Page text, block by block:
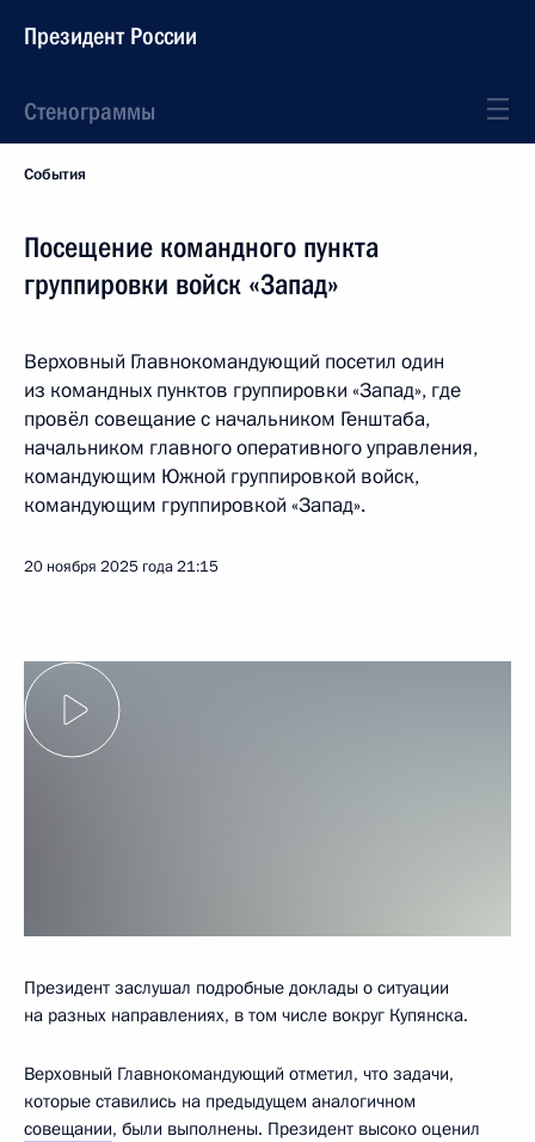
Президент России
Стенограммы
События
Посещение командного пункта
группировки войск «Запад»
Верховный Главнокомандующий посетил один
из командных пунктов группировки «Запад», где
провёл совещание с начальником Генштаба,
начальником главного оперативного управления,
командующим Южной группировкой войск,
командующим группировкой «Запад».
20 ноября 2025 года21:15
Президент заслушал подробные доклады о ситуации
на разных направлениях, в том числе вокруг Купянска.
Верховный Главнокомандующий отметил, что задачи,
которые ставились на предыдущем аналогичном
совещании, были выполнены. Президент высоко оценил